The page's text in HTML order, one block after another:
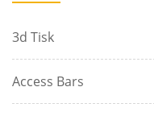
3d Tisk
Access Bars